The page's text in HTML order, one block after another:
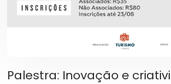
Palestra: Inovação e